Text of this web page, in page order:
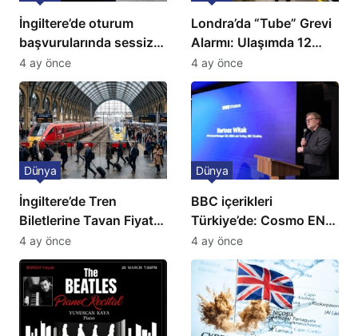
İngiltere’de oturum
başvurularında sessiz
kriz: Büyükelçilikten
açıklama!
4 ay önce
Londra’da “Tube” Grevi
Alarmı: Ulaşımda 12
Günlük Kaos Kapıda
4 ay önce
İngiltere’de Tren
Biletlerine Tavan Fiyat:
Ulaşımda Yeni
Düzenleme
Dünya
4 ay önce
BBC içerikleri
Türkiye’de: Cosmo EN
ve BBC Player yayında
Dünya
4 ay önce